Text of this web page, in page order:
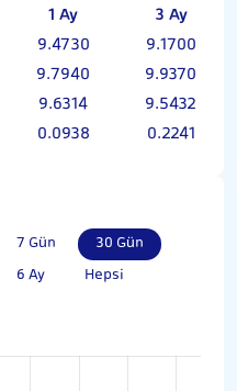
1 Ay
3 Ay
9.4730
9.1700
9.7940
9.9370
9.6314
9.5432
0.0938 0.2241
7 Gün
30 Gün
6 Ay
Hepsi